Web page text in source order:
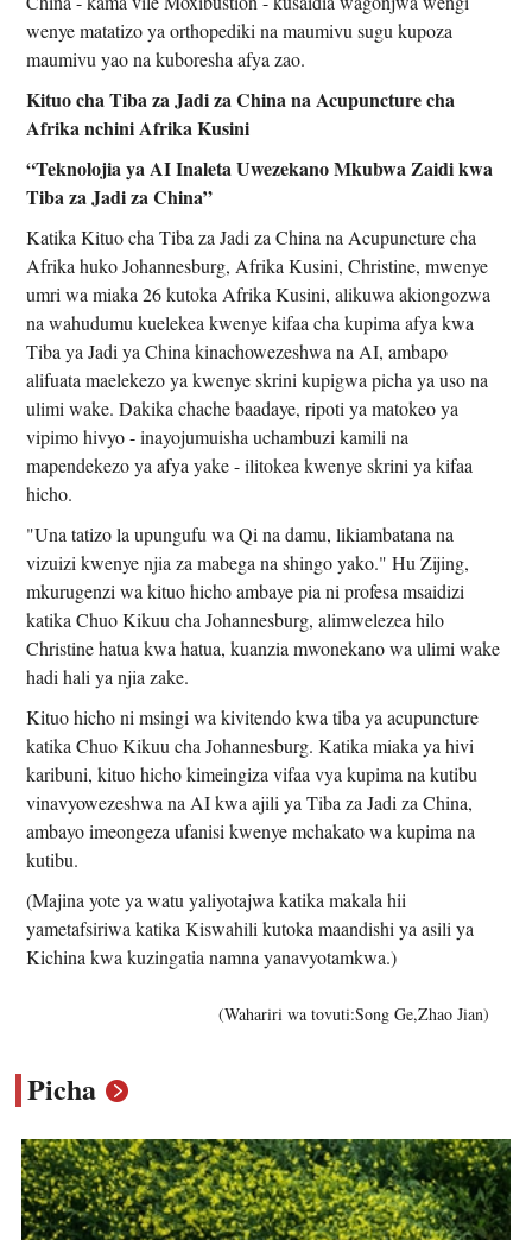
wenye matatizo ya orthopediki na maumivu sugu kupoza
maumivu yao na kuboresha afya zao.
Kituo cha Tiba za Jadi za China na Acupuncture cha
Afrika nchini Afrika Kusini
“Teknolojia ya AI Inaleta Uwezekano Mkubwa Zaidi kwa
Tiba za Jadi za China”
Katika Kituo cha Tiba za Jadi za China na Acupuncture cha
Afrika huko Johannesburg, Afrika Kusini, Christine, mwenye
umri wa miaka 26 kutoka Afrika Kusini, alikuwa akiongozwa
na wahudumu kuelekea kwenye kifaa cha kupima afya kwa
Tiba ya Jadi ya China kinachowezeshwa na AI, ambapo
alifuata maelekezo ya kwenye skrini kupigwa picha ya uso na
ulimi wake. Dakika chache baadaye, ripoti ya matokeo ya
vipimo hivyo - inayojumuisha uchambuzi kamili na
mapendekezo ya afya yake - ilitokea kwenye skrini ya kifaa
hicho.
"Una tatizo la upungufu wa Qi na damu, likiambatana na
vizuizi kwenye njia za mabega na shingo yako." Hu Zijing,
mkurugenzi wa kituo hicho ambaye pia ni profesa msaidizi
katika Chuo Kikuu cha Johannesburg, alimwelezea hilo
Christine hatua kwa hatua, kuanzia mwonekano wa ulimi wake
hadi hali ya njia zake.
Kituo hicho ni msingi wa kivitendo kwa tiba ya acupuncture
katika Chuo Kikuu cha Johannesburg. Katika miaka ya hivi
karibuni, kituo hicho kimeingiza vifaa vya kupima na kutibu
vinavyowezeshwa na AI kwa ajili ya Tiba za Jadi za China,
ambayo imeongeza ufanisi kwenye mchakato wa kupima na
kutibu.
(Majina yote ya watu yaliyotajwa katika makala hii
yametafsiriwa katika Kiswahili kutoka maandishi ya asili ya
Kichina kwa kuzingatia namna yanavyotamkwa.)
(Wahariri wa tovuti:Song Ge,Zhao Jian)
Picha